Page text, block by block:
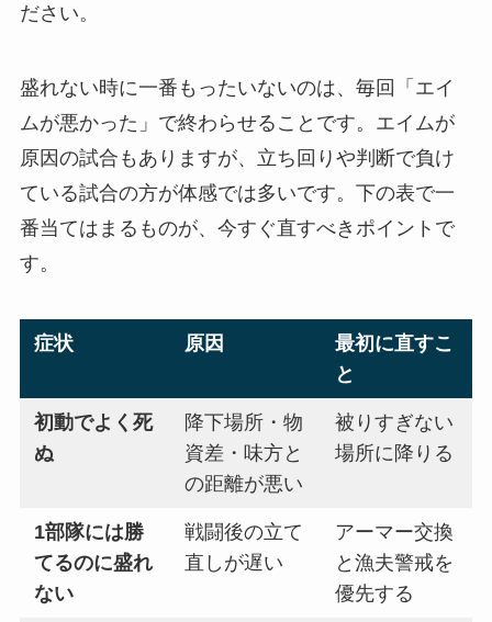
ださい。
盛れない時に一番もったいないのは、毎回「エイ
ムが悪かった」で終わらせることです。エイムが
原因の試合もありますが、立ち回りや判断で負け
ている試合の方が体感では多いです。下の表で一
番当てはまるものが、今すぐ直すべきポイントで
す。
症状 原因
最初に直すこ
と
初動でよく死
ぬ
降下場所・物
資差・味方と
の距離が悪い
被りすぎない
場所に降りる
1部隊には勝
てるのに盛れ
ない
戦闘後の立て
直しが遅い
アーマー交換
と漁夫警戒を
優先する